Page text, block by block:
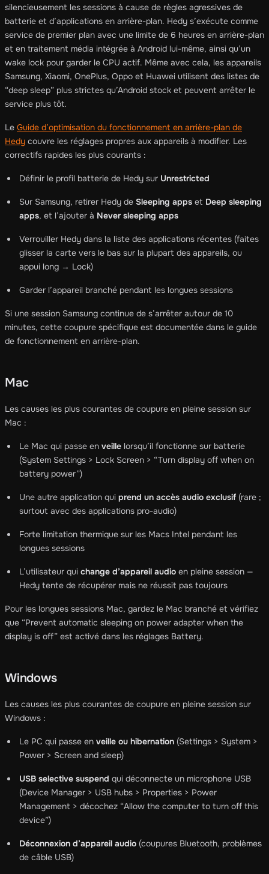
silencieusement les sessions à cause de règles agressives de
batterie et d’applications en arrière-plan. Hedy s’exécute comme
service de premier plan avec une limite de 6 heures en arrière-plan
et en traitement média intégrée à Android lui-même, ainsi qu’un
wake lock pour garder le CPU actif. Même avec cela, les appareils
Samsung, Xiaomi, OnePlus, Oppo et Huawei utilisent des listes de
“deep sleep” plus strictes qu’Android stock et peuvent arrêter le
service plus tôt.
Le Guide d’optimisation du fonctionnement en arrière-plan de
Hedy couvre les réglages propres aux appareils à modifier. Les
correctifs rapides les plus courants :
Définir le profil batterie de Hedy sur Unrestricted
Sur Samsung, retirer Hedy de Sleeping apps et Deep sleeping
apps, et l’ajouter à Never sleeping apps
Verrouiller Hedy dans la liste des applications récentes (faites
glisser la carte vers le bas sur la plupart des appareils, ou
appui long → Lock)
Garder l’appareil branché pendant les longues sessions
Si une session Samsung continue de s’arrêter autour de 10
minutes, cette coupure spécifique est documentée dans le guide
de fonctionnement en arrière-plan.
Mac
Les causes les plus courantes de coupure en pleine session sur
Mac :
Le Mac qui passe en veille lorsqu’il fonctionne sur batterie
(System Settings > Lock Screen > “Turn display off when on
battery power”)
Une autre application qui prend un accès audio exclusif (rare ;
surtout avec des applications pro-audio)
Forte limitation thermique sur les Macs Intel pendant les
longues sessions
L’utilisateur qui change d’appareil audio en pleine session —
Hedy tente de récupérer mais ne réussit pas toujours
Pour les longues sessions Mac, gardez le Mac branché et vérifiez
que “Prevent automatic sleeping on power adapter when the
display is off” est activé dans les réglages Battery.
Windows
Les causes les plus courantes de coupure en pleine session sur
Windows :
Le PC qui passe en veille ou hibernation (Settings > System >
Power > Screen and sleep)
USB selective suspend qui déconnecte un microphone USB
(Device Manager > USB hubs > Properties > Power
Management > décochez “Allow the computer to turn off this
device”)
Déconnexion d’appareil audio (coupures Bluetooth, problèmes
de câble USB)